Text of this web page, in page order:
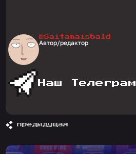
@Saitamaisbald
Автор/редактор
Наш Телеграм
предыдущая